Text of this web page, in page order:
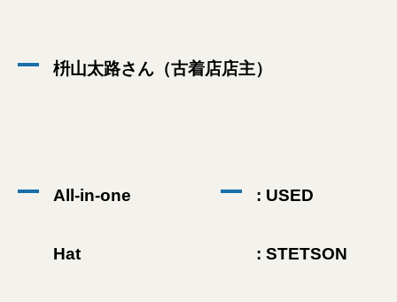
枡山太路さん（古着店店主）
All-in-one
Hat
: USED
: STETSON